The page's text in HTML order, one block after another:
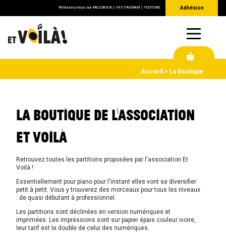
Retrouvez-nous sur FACEBOOK| INSTAGRAM | YOUTUBE Adhésion
Accueil La boutique
LA BOUTIQUE DE L'ASSOCIATION
ET VOILÀ
Retrouvez toutes les partitions proposées par l'association Et
Voilà !
Essentiellement pour piano pour l'instant elles vont se diversifier
petit à petit. Vous y trouverez des morceaux pour tous les niveaux
: de quasi débutant à professionnel.
Les partitions sont déclinées en version numériques et
imprimées. Les impressions sont sur papier épais couleur ivoire,
leur tarif est le double de celui des numériques.